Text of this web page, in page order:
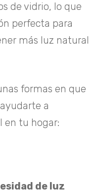
de vidrio, lo que
perfecta para
más luz natural
formas en que
a
en tu hogar:
de luz